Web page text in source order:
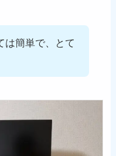
は簡単で、とて